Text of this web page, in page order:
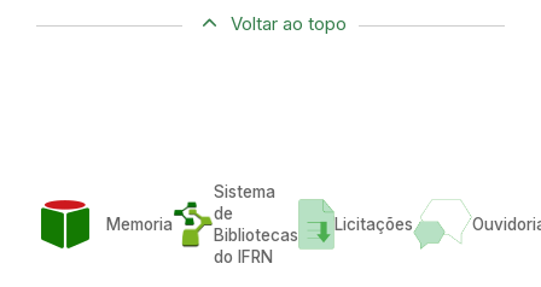
Voltar ao topo
Memoria
Sistema
de
Bibliotecas
do IFRN
Licitações